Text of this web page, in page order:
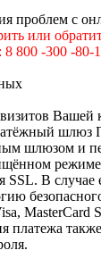
проблем с
или
8 800 -300 -80-
Вашей
шлюзом и
SSL. В случае
MasterCard
платежа